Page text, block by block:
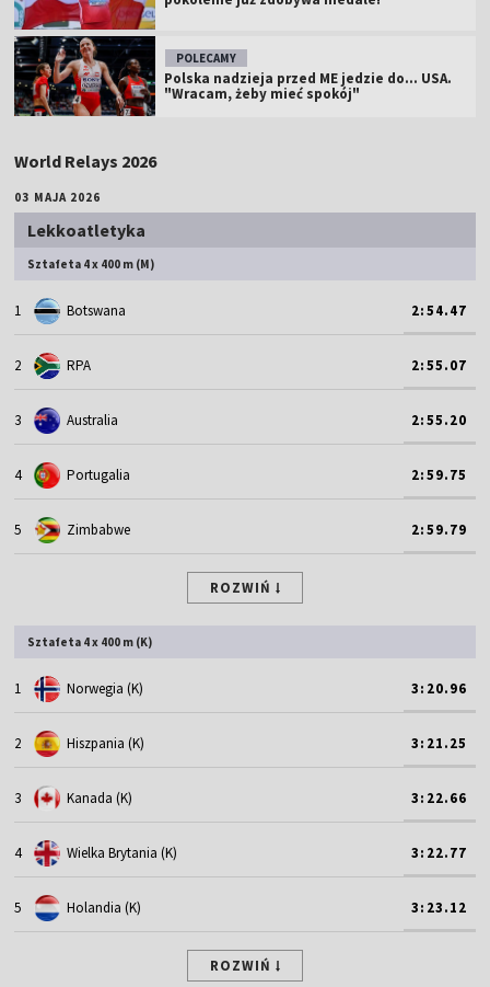
POLECAMY
Polska nadzieja przed ME jedzie do... USA.
"Wracam, żeby mieć spokój"
World Relays 2026
03 MAJA 2026
Lekkoatletyka
Sztafeta 4 x 400 m (M)
1 Botswana 2:54.47
2 RPA 2:55.07
3 Australia 2:55.20
4 Portugalia 2:59.75
5 Zimbabwe 2:59.79
ROZWIŃ
Sztafeta 4 x 400 m (K)
1 Norwegia (K) 3:20.96
2 Hiszpania (K) 3:21.25
3 Kanada (K) 3:22.66
4 Wielka Brytania (K) 3:22.77
5 Holandia (K) 3:23.12
ROZWIŃ